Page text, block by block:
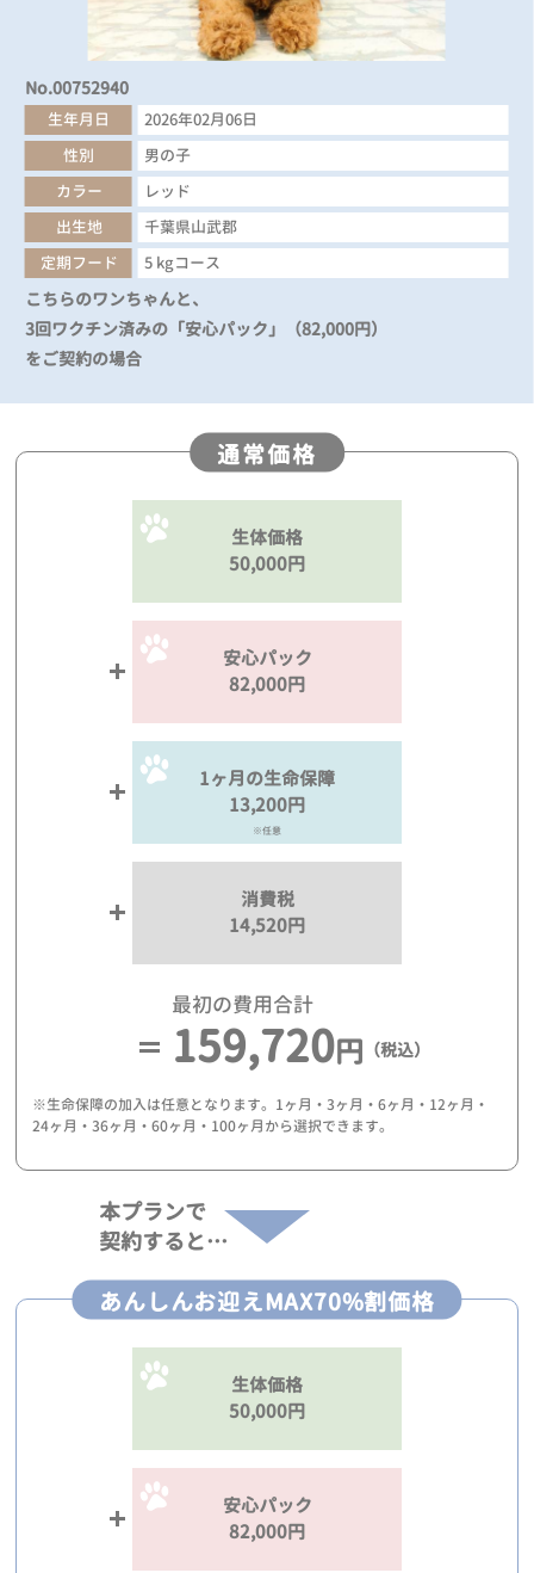
No.00752940
生年月日
2026年02月06日
性別
男の子
カラー
レッド
出生地
千葉県山武郡
定期フード
5 kgコース
こちらのワンちゃんと、
3回ワクチン済みの「安心パック」（82,000円）
をご契約の場合
通常価格
生体価格
50,000円
安心パック
82,000円
1ヶ月の生命保障
13,200円
※任意
消費税
14,520円
最初の費用合計
159,720円 （税込）
※生命保障の加入は任意となります。1ヶ月・3ヶ月・6ヶ月・12ヶ月・
24ヶ月・36ヶ月・60ヶ月・100ヶ月から選択できます。
本プランで
契約すると…
あんしんお迎えMAX70%割価格
生体価格
50,000円
安心パック
82,000円